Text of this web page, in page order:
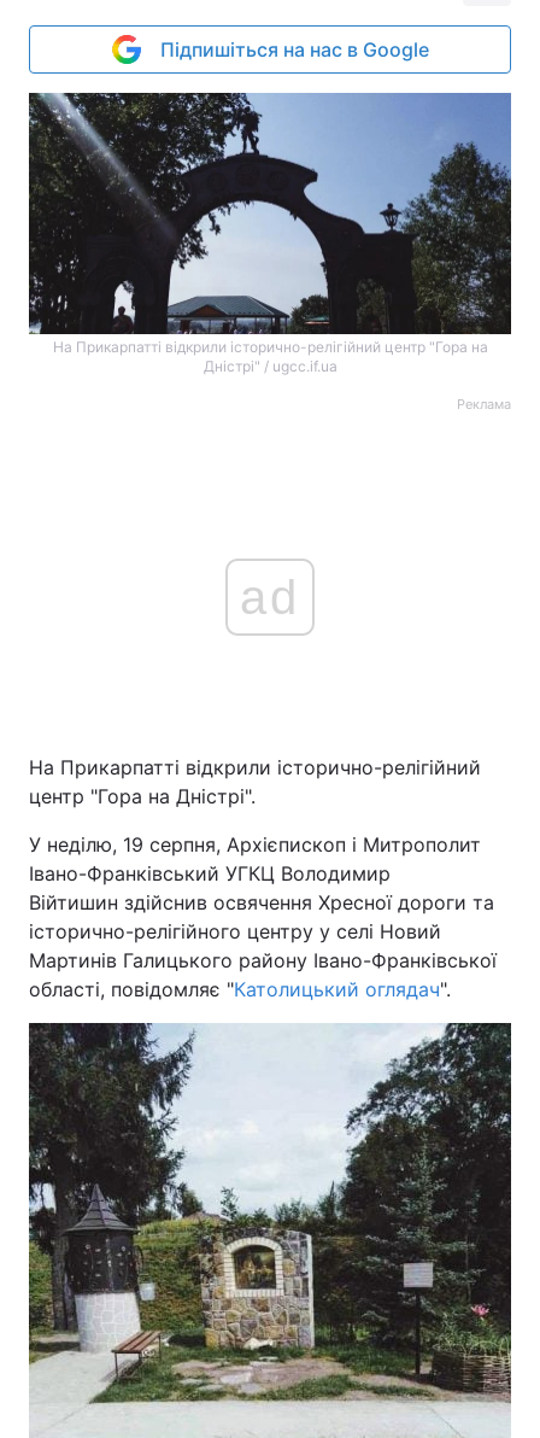
Підпишіться на нас в Google
На Прикарпатті відкрили історично-релігійний центр "Гора на
Дністрі" / ugcc.if.ua
Реклама
ad
На Прикарпатті відкрили історично-релігійний
центр "Гора на Дністрі".
У неділю, 19 серпня, Архієпископ і Митрополит
Івано-Франківський УГКЦ Володимир
Війтишин здійснив освячення Хресної дороги та
історично-релігійного центру у селі Новий
Мартинів Галицького району Івано-Франківської
області, повідомляє "Католицький оглядач".